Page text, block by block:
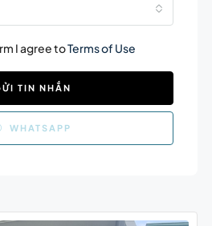
I agree toTerms of Use
TIN NHẮN
WHATSAPP